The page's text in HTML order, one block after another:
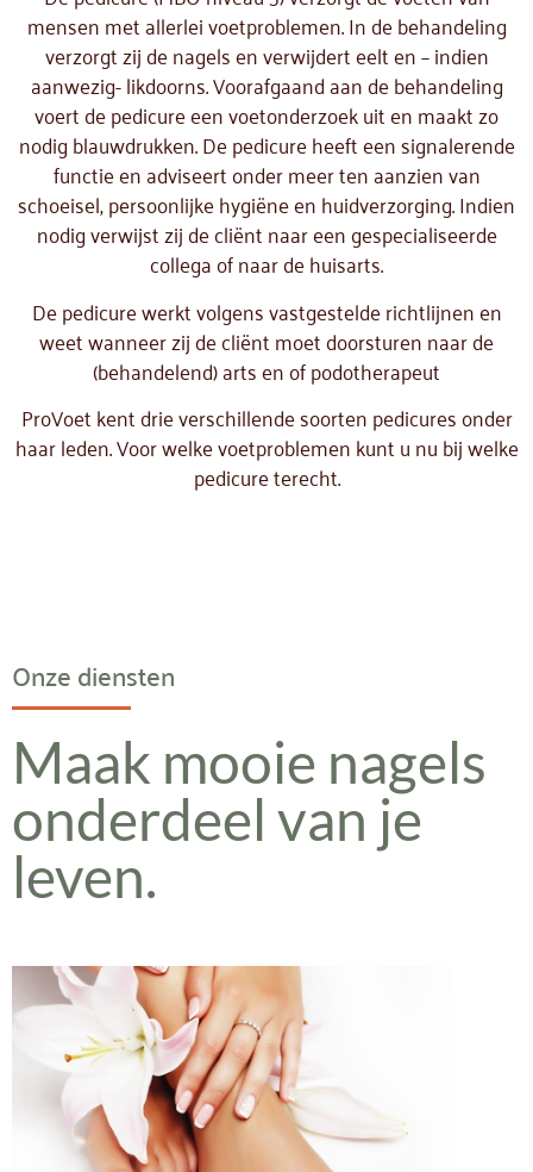
mensen met allerlei voetproblemen. In de behandeling
verzorgt zij de nagels en verwijdert eelt en – indien
aanwezig- likdoorns. Voorafgaand aan de behandeling
voert de pedicure een voetonderzoek uit en maakt zo
nodig blauwdrukken. De pedicure heeft een signalerende
functie en adviseert onder meer ten aanzien van
schoeisel, persoonlijke hygiëne en huidverzorging. Indien
nodig verwijst zij de cliënt naar een gespecialiseerde
collega of naar de huisarts.
De pedicure werkt volgens vastgestelde richtlijnen en
weet wanneer zij de cliënt moet doorsturen naar de
(behandelend) arts en of podotherapeut
ProVoet kent drie verschillende soorten pedicures onder
haar leden. Voor welke voetproblemen kunt u nu bij welke
pedicure terecht.
Onze diensten
Maak mooie nagels
onderdeel van je
leven.